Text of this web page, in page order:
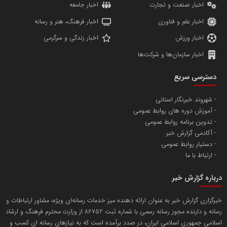
پایگاه اطلاع رسانی اعتلای نهادهای مردمی
تامین آهن اسفنجی تولیدکنندگان فولاد در کشور
تریبون
مسعودصادقی
اخبار صنعت و تجارت
اخبار جامعه
اخبار علم و فناوری
اخبار فرهنگ، هنر و رسانه
اخبار ورزش
اخبار زندگی و سرگرمی
اخبار سازمان‌ها و شرکت‌ها
دسترسی سریع
شهروند خبرنگار استانی
آموزش دوره های روابط عمومی
تدوین برنامه روابط عمومی
آکادمی گزارش خبر
دستیار روابط عمومی
ارتباط با ما
درباره گزارش خبر
خبرگزاری گزارش خبر به عنوان ارائه دهنده میز خدمات رسانه‌ای ویژه، مشاور ارتباطات و
رسانه و دارنده مجوز رسانه رسمی با شماره ثبت 86752 از وزارت محترم فرهنگ و ارشاد
اسلامی جمهوری اسلامی ایران، در صدد برآمده است که به نیازهای رسانه ای کسب و